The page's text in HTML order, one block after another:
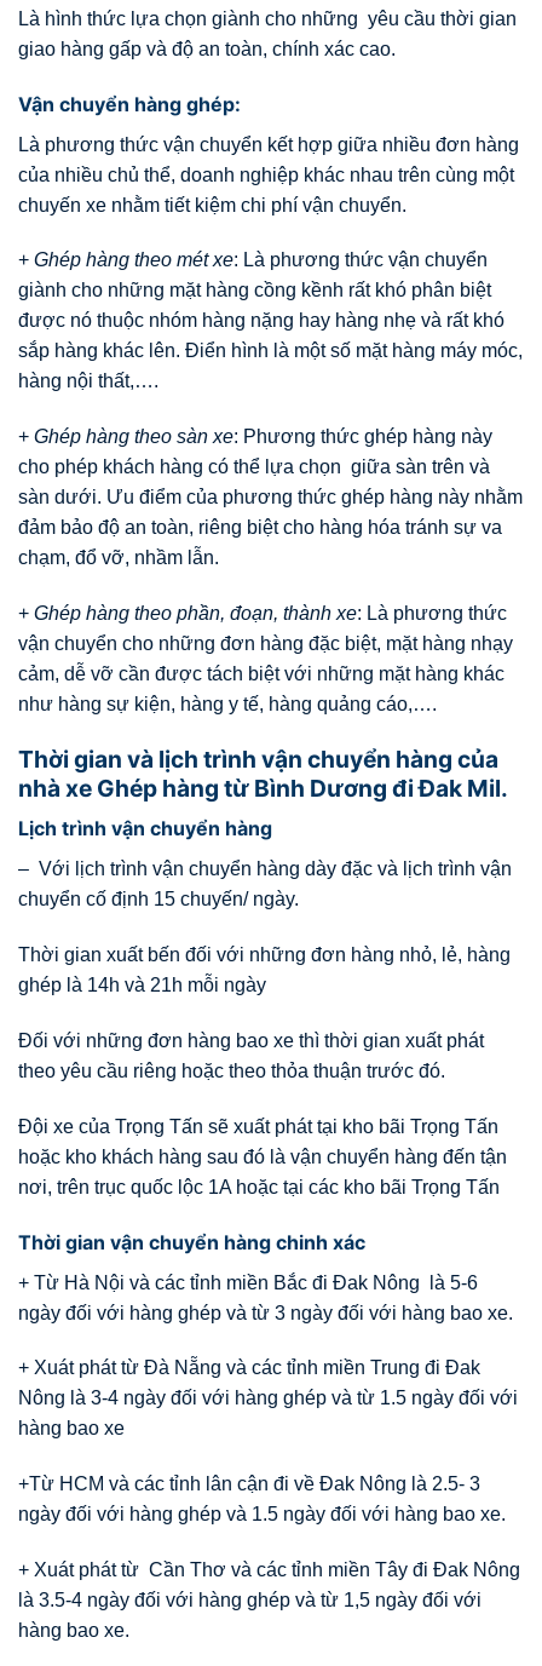
Là hình thức lựa chọn giành cho những yêu cầu thời gian
giao hàng gấp và độ an toàn, chính xác cao.
Vận chuyển hàng ghép:
Là phương thức vận chuyển kết hợp giữa nhiều đơn hàng
của nhiều chủ thể, doanh nghiệp khác nhau trên cùng một
chuyến xe nhằm tiết kiệm chi phí vận chuyển.
+ Ghép hàng theo mét xe: Là phương thức vận chuyển
giành cho những mặt hàng cồng kềnh rất khó phân biệt
được nó thuộc nhóm hàng nặng hay hàng nhẹ và rất khó
sắp hàng khác lên. Điển hình là một số mặt hàng máy móc,
hàng nội thất,….
+ Ghép hàng theo sàn xe: Phương thức ghép hàng này
cho phép khách hàng có thể lựa chọn giữa sàn trên và
sàn dưới. Ưu điểm của phương thức ghép hàng này nhằm
đảm bảo độ an toàn, riêng biệt cho hàng hóa tránh sự va
chạm, đổ vỡ, nhầm lẫn.
+ Ghép hàng theo phần, đoạn, thành xe: Là phương thức
vận chuyển cho những đơn hàng đặc biệt, mặt hàng nhạy
cảm, dễ vỡ cần được tách biệt với những mặt hàng khác
như hàng sự kiện, hàng y tế, hàng quảng cáo,….
Thời gian và lịch trình vận chuyển hàng của
nhà xe Ghép hàng từ Bình Dương đi Đak Mil.
Lịch trình vận chuyển hàng
– Với lịch trình vận chuyển hàng dày đặc và lịch trình vận
chuyển cố định 15 chuyến/ ngày.
Thời gian xuất bến đối với những đơn hàng nhỏ, lẻ, hàng
ghép là 14h và 21h mỗi ngày
Đối với những đơn hàng bao xe thì thời gian xuất phát
theo yêu cầu riêng hoặc theo thỏa thuận trước đó.
Đội xe của Trọng Tấn sẽ xuất phát tại kho bãi Trọng Tấn
hoặc kho khách hàng sau đó là vận chuyển hàng đến tận
nơi, trên trục quốc lộc 1A hoặc tại các kho bãi Trọng Tấn
Thời gian vận chuyển hàng chinh xác
+ Từ Hà Nội và các tỉnh miền Bắc đi Đak Nông là 5-6
ngày đối với hàng ghép và từ 3 ngày đối với hàng bao xe.
+ Xuát phát từ Đà Nẵng và các tỉnh miền Trung đi Đak
Nông là 3-4 ngày đối với hàng ghép và từ 1.5 ngày đối với
hàng bao xe
+Từ HCM và các tỉnh lân cận đi về Đak Nông là 2.5- 3
ngày đối với hàng ghép và 1.5 ngày đối với hàng bao xe.
+ Xuát phát từ Cần Thơ và các tỉnh miền Tây đi Đak Nông
là 3.5-4 ngày đối với hàng ghép và từ 1,5 ngày đối với
hàng bao xe.